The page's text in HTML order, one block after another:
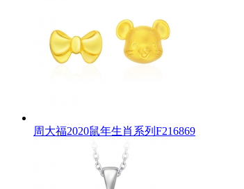
周大福2020鼠年生肖系列F216869